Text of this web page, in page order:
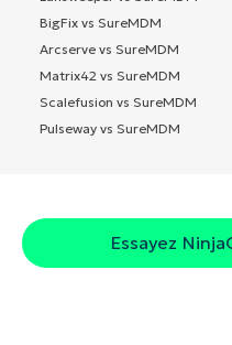
BigFix vs SureMDM
Arcserve vs SureMDM
Matrix42 vs SureMDM
Scalefusion vs SureMDM
Pulseway vs SureMDM
Essayez